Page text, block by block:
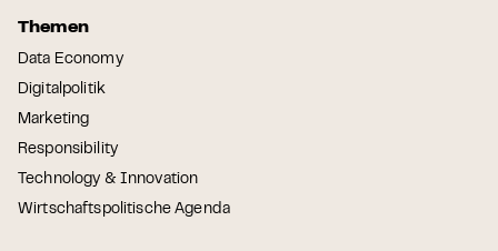
Themen
Data Economy
Digitalpolitik
Marketing
Responsibility
Technology & Innovation
Wirtschaftspolitische Agenda